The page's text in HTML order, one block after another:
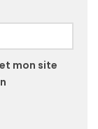
mon site